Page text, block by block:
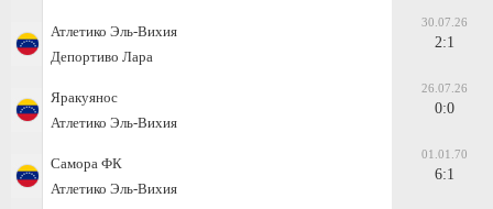
Атлетико Эль-Вихия
Депортиво Лара
30.07.26
2:1
Яракуянос
Атлетико Эль-Вихия
26.07.26
0:0
Самора ФК
Атлетико Эль-Вихия
01.01.70
6:1